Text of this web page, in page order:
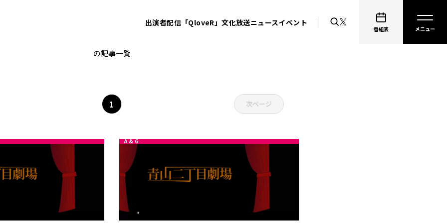
出演者配信「QloveR」文化放送ニュースイベント
番組表
古川登志夫
の記事一覧
1 次ページ